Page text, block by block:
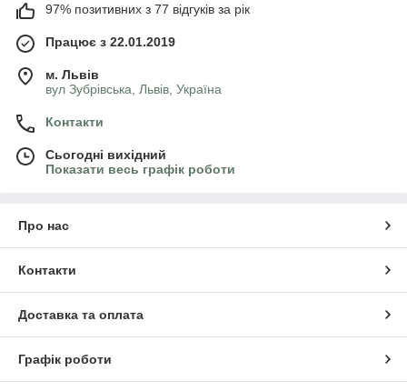
97% позитивних з 77 відгуків за рік
Працює з 22.01.2019
м. Львів
вул Зубрівська, Львів, Україна
Контакти
Сьогодні вихідний
Показати весь графік роботи
Про нас
Контакти
Доставка та оплата
Графік роботи